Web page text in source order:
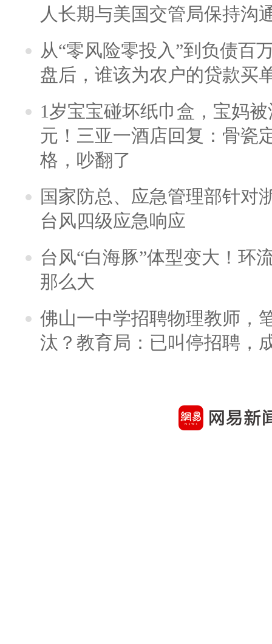
人长期与美国交管局保持沟
从“零风险零投入”到负债百
盘后，谁该为农户的贷款买
1岁宝宝碰坏纸巾盒，宝妈
元！三亚一酒店回复：骨瓷
格，吵翻了
国家防总、应急管理部针对
台风四级应急响应
台风“白海豚”体型变大！环
那么大
佛山一中学招聘物理教师，
汰？教育局：已叫停招聘，